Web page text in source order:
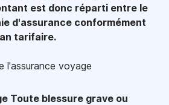
est donc réparti entre le
d'assurance conformément
tarifaire.
l'assurance voyage
Toute blessure grave ou